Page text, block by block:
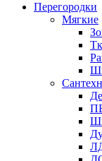
Перегородки
Мягкие